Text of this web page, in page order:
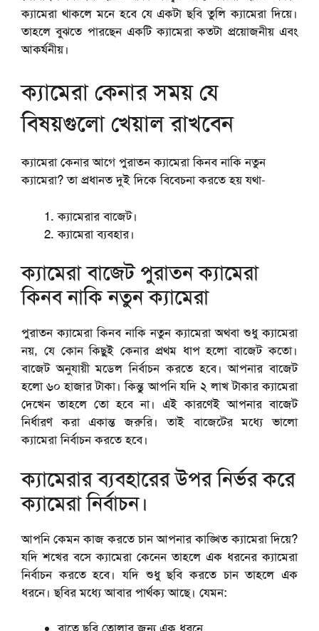
ক্যামেরা থাকলে মনে হবে যে একটা ছবি তুলি ক্যামেরা দিয়ে।
তাহলে বুঝতে পারছেন একটি ক্যামেরা কতটা প্রয়োজনীয় এবং
আকর্ষনীয়।
ক্যামেরা কেনার সময় যে
বিষয়গুলো খেয়াল রাখবেন
ক্যামেরা কেনার আগে পুরাতন ক্যামেরা কিনব নাকি নতুন
ক্যামেরা? তা প্রধানত দুই দিকে বিবেচনা করতে হয় যথা-
ক্যামেরার বাজেট।
ক্যামেরা ব্যবহার।
ক্যামেরা বাজেট পুরাতন ক্যামেরা
কিনব নাকি নতুন ক্যামেরা
পুরাতন ক্যামেরা কিনব নাকি নতুন ক্যামেরা অথবা শুধু ক্যামেরা
নয়, যে কোন কিছুই কেনার প্রথম ধাপ হলো বাজেট কতো।
বাজেট অনুযায়ী মডেল নির্বাচন করতে হবে। আপনার বাজেট
হলো ৬০ হাজার টাকা। কিন্তু আপনি যদি ২ লাখ টাকার ক্যামেরা
দেখেন তাহলে তো হবে না। এই কারণেই আপনার বাজেট
নির্ধারণ করা একান্ত জরুরি। তাই বাজেটের মধ্যে ভালো
ক্যামেরা নির্বাচন করতে হবে।
ক্যামেরার ব্যবহারের উপর নির্ভর করে
ক্যামেরা নির্বাচন।
আপনি কেমন কাজ করতে চান আপনার কাঙ্খিত ক্যামেরা দিয়ে?
যদি শখের বসে ক্যামেরা কেনেন তাহলে এক ধরনের ক্যামেরা
নির্বাচন করতে হবে। যদি শুধু ছবি করতে চান তাহলে এক
ধরনে। ছবির মধ্যে আবার পার্থক্য আছে। যেমন: